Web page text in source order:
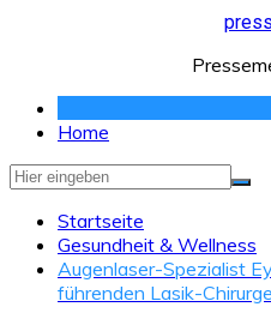
Home
Startseite
Gesundheit & Wellness
Augenlaser-Spezialist
führenden Lasik-